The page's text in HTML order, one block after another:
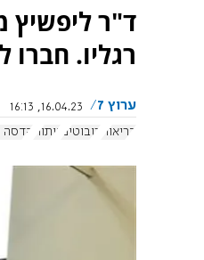
ד"ר
רגליו.
ערוץ 7
16.04.23, 16:13
בריאות
רובוטים ניתוח הדסה